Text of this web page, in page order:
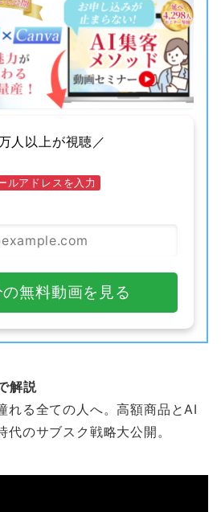
人以上が視聴／
ルアドレスを入力
無料動画を見る
解説
れる全ての人へ。高額商品とAI
代のサブスク戦略大公開。